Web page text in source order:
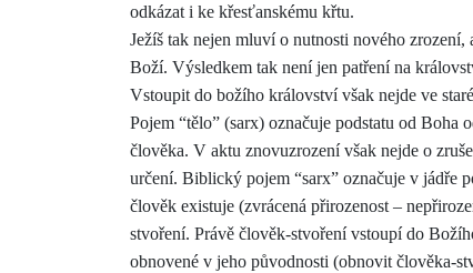
odkázat i ke křesťanskému křtu.
Ježíš tak nejen mluví o nutnosti nového
Boží. Výsledkem tak není jen patření na
Vstoupit do božího království však nejde ve
Pojem “tělo” (sarx) označuje podstatu od Boha
člověka. V aktu znovuzrození však nejde o
určení. Biblický pojem “sarx” označuje v jádře
člověk existuje (zvrácená přirozenost –
stvoření. Právě člověk-stvoření vstoupí do
obnovené v jeho původnosti (obnovit člověka-